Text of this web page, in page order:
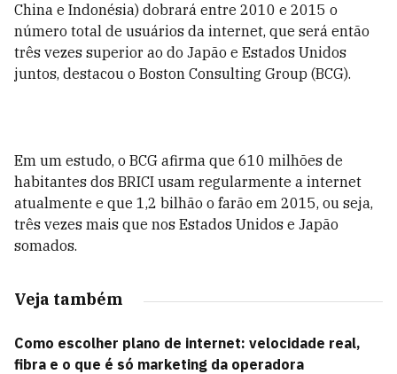
China e Indonésia) dobrará entre 2010 e 2015 o
número total de usuários da internet, que será então
três vezes superior ao do Japão e Estados Unidos
juntos, destacou o Boston Consulting Group (BCG).
Em um estudo, o BCG afirma que 610 milhões de
habitantes dos BRICI usam regularmente a internet
atualmente e que 1,2 bilhão o farão em 2015, ou seja,
três vezes mais que nos Estados Unidos e Japão
somados.
Veja também
Como escolher plano de internet: velocidade real,
fibra e o que é só marketing da operadora